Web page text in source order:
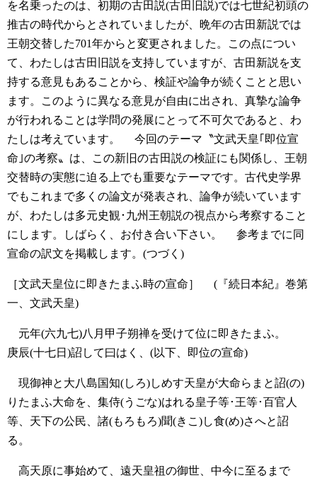
を名乗ったのは、初期の古田説(古田旧説)では七世紀初頭の
推古の時代からとされていましたが、晩年の古田新説では
王朝交替した701年からと変更されました。この点につい
て、わたしは古田旧説を支持していますが、古田新説を支
持する意見もあることから、検証や論争が続くことと思い
ます。このように異なる意見が自由に出され、真摯な論争
が行われることは学問の発展にとって不可欠であると、わ
たしは考えています。
今回のテーマ〝文武天皇｢即位宣
命｣の考察〟は、この新旧の古田説の検証にも関係し、王朝
交替時の実態に迫る上でも重要なテーマです。古代史学界
でもこれまで多くの論文が発表され、論争が続いています
が、わたしは多元史観･九州王朝説の視点から考察すること
にします。しばらく、お付き合い下さい。
参考までに同
宣命の訳文を掲載します。(つづく)
［文武天皇位に即きたまふ時の宣命］
(『続日本紀』巻第
一、文武天皇)
元年(六九七)八月甲子朔禅を受けて位に即きたまふ。
庚辰(十七日)詔して曰はく、(以下、即位の宣命)
現御神と大八島国知(しろ)しめす天皇が大命らまと詔(の)
りたまふ大命を、集侍(うごな)はれる皇子等･王等･百官人
等、天下の公民、諸(もろもろ)聞(きこ)し食(め)さへと詔
る。
高天原に事始めて、遠天皇祖の御世、中今に至るまで